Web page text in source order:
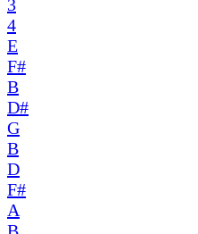
3
4
E
F#
B
D#
G
B
D
F#
A